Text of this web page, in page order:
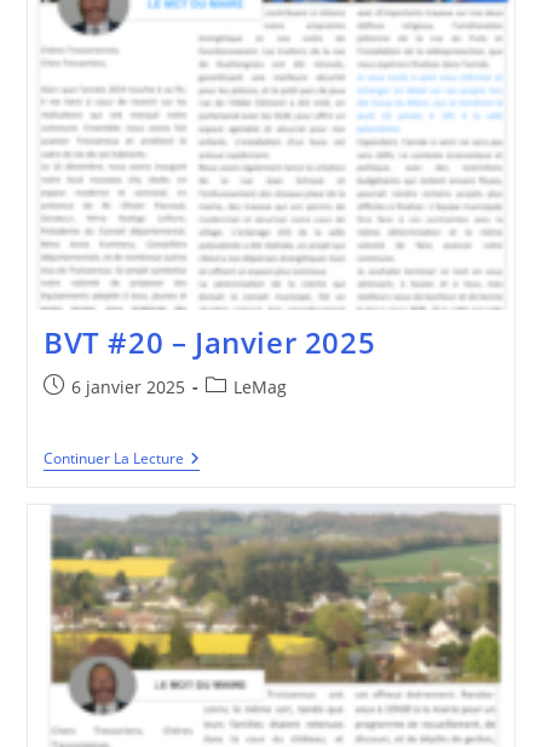
BVT #20 – Janvier 2025
Publication
6 janvier 2025
PostLeMag
Continuer La LectureBVT
#20
Janvier
2025